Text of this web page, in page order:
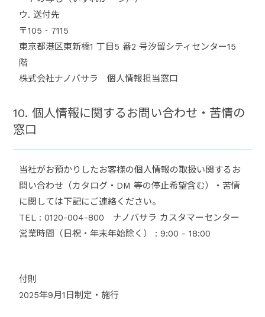
ウ. 送付先
〒105‐7115
東京都港区東新橋1 丁目5 番2 号汐留シティセンター15
階
株式会社ナノバサラ 個人情報担当窓口
10. 個人情報に関するお問い合わせ・苦情の
窓口
当社がお預かりしたお客様の個人情報の取扱い関するお
問い合わせ（カタログ・DM 等の停止希望含む）・苦情
に関しては下記にご連絡ください。
TEL : 0120-004-800 ナノバサラ カスタマーセンター
営業時間（日祝・年末年始除く） : 9:00 - 18:00
付則
2025年9月1日制定・施行